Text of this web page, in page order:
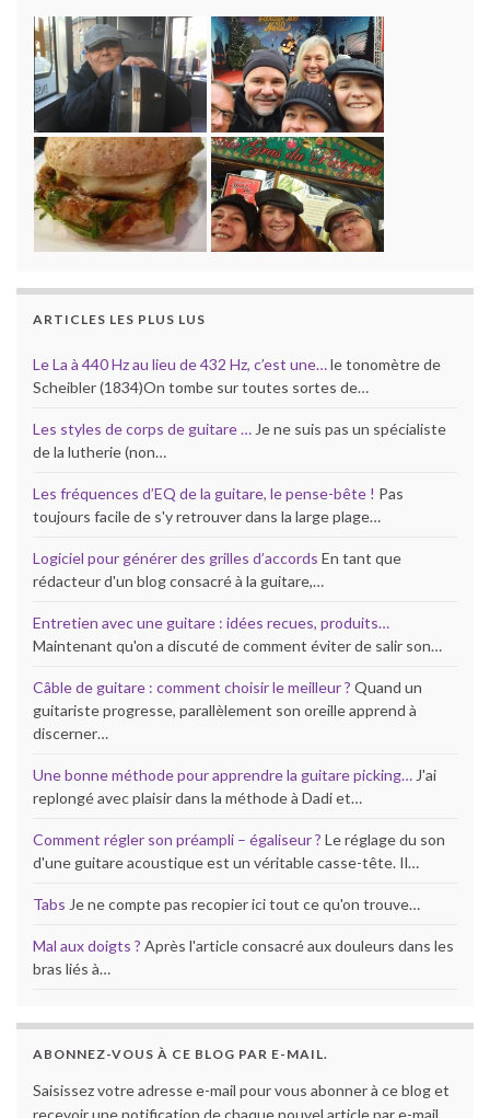
ARTICLES LES PLUS LUS
Le La à 440 Hz au lieu de 432 Hz, c’est une…le tonomètre de
Scheibler (1834)On tombe sur toutes sortes de…
Les styles de corps de guitare … Je ne suis pas un spécialiste
de la lutherie (non…
Les fréquences d’EQ de la guitare, le pense-bête ! Pas
toujours facile de s'y retrouver dans la large plage…
Logiciel pour générer des grilles d’accords En tant que
rédacteur d'un blog consacré à la guitare,…
Entretien avec une guitare : idées recues, produits…
Maintenant qu'on a discuté de comment éviter de salir son…
Câble de guitare : comment choisir le meilleur ? Quand un
guitariste progresse, parallèlement son oreille apprend à
discerner…
Une bonne méthode pour apprendre la guitare picking… J'ai
replongé avec plaisir dans la méthode à Dadi et…
Comment régler son préampli – égaliseur ? Le réglage du son
d'une guitare acoustique est un véritable casse-tête. Il…
Tabs Je ne compte pas recopier ici tout ce qu'on trouve…
Mal aux doigts ? Après l'article consacré aux douleurs dans les
bras liés à…
ABONNEZ-VOUS À CE BLOG PAR E-MAIL.
Saisissez votre adresse e-mail pour vous abonner à ce blog et
recevoir une notification de chaque nouvel article par e-mail.